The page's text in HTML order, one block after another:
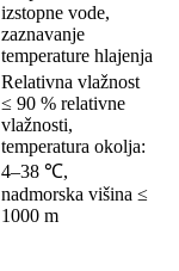
izstopne vode,
zaznavanje
temperature hlajenja
Relativna vlažnost
≤ 90 % relativne
vlažnosti,
temperatura okolja:
4–38 ℃,
nadmorska višina ≤
1000 m